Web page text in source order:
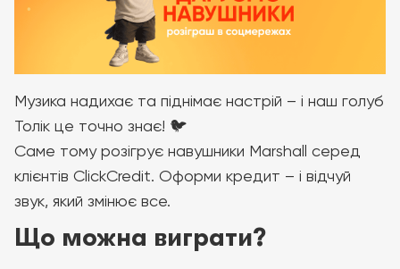
Музика надихає та піднімає настрій – і наш голуб
Толік це точно знає! 🐦
Саме тому розігрує навушники Marshall серед
клієнтів ClickCredit. Оформи кредит – і відчуй
звук, який змінює все.
Що можна виграти?